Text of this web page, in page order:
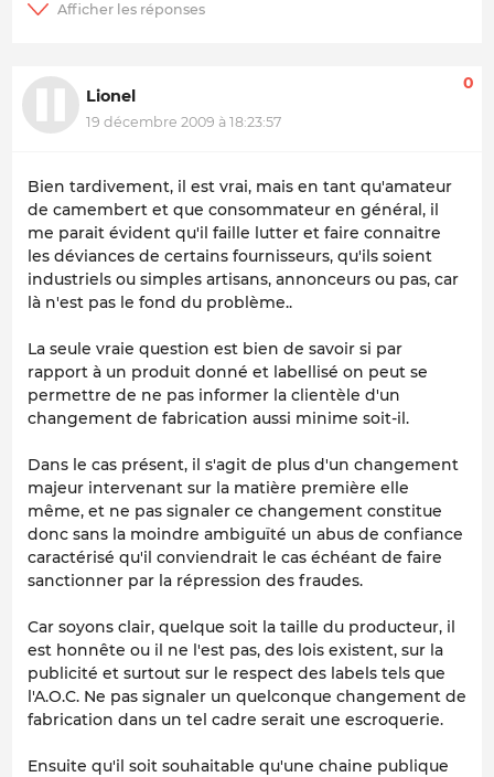
Lionel
19 décembre 2009 à 18:23:57
0
Bien tardivement, il est vrai, mais en tant qu'amateur
de camembert et que consommateur en général, il
me parait évident qu'il faille lutter et faire connaitre
les déviances de certains fournisseurs, qu'ils soient
industriels ou simples artisans, annonceurs ou pas, car
là n'est pas le fond du problème..
La seule vraie question est bien de savoir si par
rapport à un produit donné et labellisé on peut se
permettre de ne pas informer la clientèle d'un
changement de fabrication aussi minime soit-il.
Dans le cas présent, il s'agit de plus d'un changement
majeur intervenant sur la matière première elle
même, et ne pas signaler ce changement constitue
donc sans la moindre ambiguïté un abus de confiance
caractérisé qu'il conviendrait le cas échéant de faire
sanctionner par la répression des fraudes.
Car soyons clair, quelque soit la taille du producteur, il
est honnête ou il ne l'est pas, des lois existent, sur la
publicité et surtout sur le respect des labels tels que
l'A.O.C. Ne pas signaler un quelconque changement de
fabrication dans un tel cadre serait une escroquerie.
Ensuite qu'il soit souhaitable qu'une chaine publique